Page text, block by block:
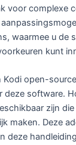
voor complexe
waarmee u de
kunt
Kodi open-
deze software.
zijn
maken. Deze
deze